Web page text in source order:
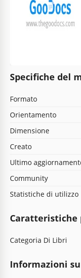
Specifiche del
Formato
Orientamento
Dimensione
Creato
Ultimo
Community
Statistiche di utilizzo
Caratteristiche
Categoria Di Libri
Informazioni